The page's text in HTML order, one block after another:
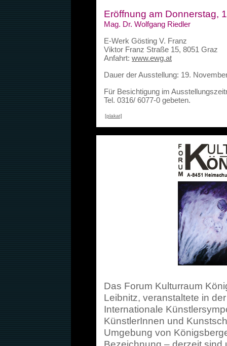
Eröffnung am Donnerstag,
Mag. Dr. Wolfgang Riedler
E-Werk Gösting V. Franz
Viktor Franz Straße 15, 8051 Graz
Anfahrt: www.ewg.at
Dauer der Ausstellung: 19.
Für Besichtigung im
Tel. 0316/ 6077-0 gebeten.
[plakat]
Das Forum Kulturraum
Leibnitz, veranstaltete in
Internationale
KünstlerInnen und
Umgebung von